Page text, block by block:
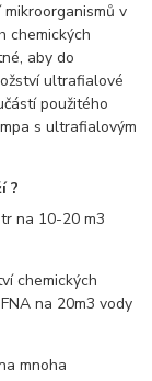
v
chemických
aby do
ultrafialové
použitého
s ultrafialovým
?
na 10-20 m3
chemických
na 20m3 vody
mnoha